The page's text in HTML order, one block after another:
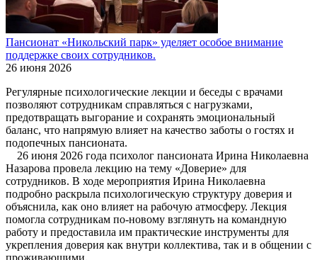
Пансионат «Никольский парк» уделяет особое внимание
поддержке своих сотрудников.
26 июня 2026
Регулярные психологические лекции и беседы с врачами
позволяют сотрудникам справляться с нагрузками,
предотвращать выгорание и сохранять эмоциональный
баланс, что напрямую влияет на качество заботы о гостях и
подопечных пансионата.
26 июня 2026 года психолог пансионата Ирина Николаевна
Назарова провела лекцию на тему «Доверие» для
сотрудников. В ходе мероприятия Ирина Николаевна
подробно раскрыла психологическую структуру доверия и
объяснила, как оно влияет на рабочую атмосферу. Лекция
помогла сотрудникам по-новому взглянуть на командную
работу и предоставила им практические инструменты для
укрепления доверия как внутри коллектива, так и в общении с